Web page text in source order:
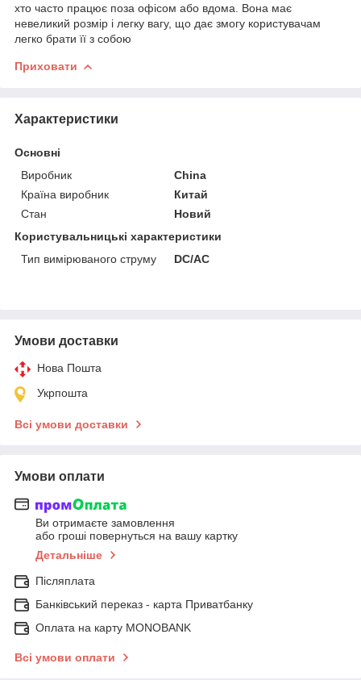
хто часто працює поза офісом або вдома. Вона має
невеликий розмір і легку вагу, що дає змогу користувачам
легко брати її з собою
Приховати
Характеристики
Основні
Виробник
China
Країна виробник
Китай
Стан
Новий
Користувальницькі характеристики
Тип вимірюваного струму
DC/AC
Умови доставки
Нова Пошта
Укрпошта
Всі умови доставки
Умови оплати
Ви отримаєте замовлення
або гроші повернуться на вашу картку
Детальніше
Післяплата
Банківський переказ - карта Приватбанку
Оплата на карту MONOBANK
Всі умови оплати